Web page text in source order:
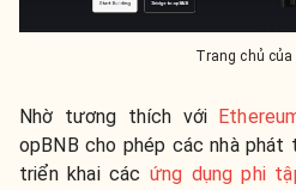
Trang chủ của
Nhờ tương thích với
opBNB cho phép các nhà phát
triển khai các ứng dụng phi